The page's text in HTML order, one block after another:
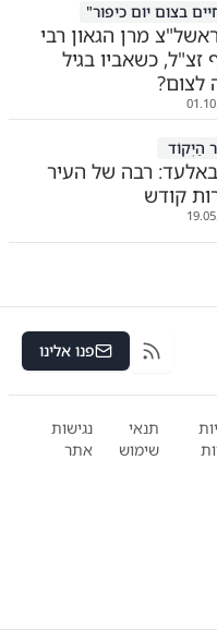
בצום יום כיפור"
מרן הגאון רבי
זצ"ל, כשאביו בגיל
לצום?
הַיְקוֹד
רבה של העיר
קודש
RSS פנו אלינו
תנאי
שימוש
נגישות
אתר